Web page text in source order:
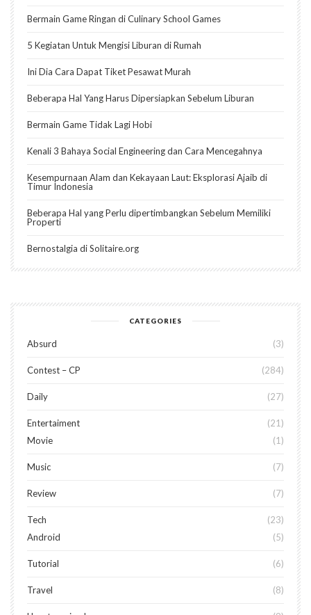
Bermain Game Ringan di Culinary School Games
5 Kegiatan Untuk Mengisi Liburan di Rumah
Ini Dia Cara Dapat Tiket Pesawat Murah
Beberapa Hal Yang Harus Dipersiapkan Sebelum Liburan
Bermain Game Tidak Lagi Hobi
Kenali 3 Bahaya Social Engineering dan Cara Mencegahnya
Kesempurnaan Alam dan Kekayaan Laut: Eksplorasi Ajaib di
Timur Indonesia
Beberapa Hal yang Perlu dipertimbangkan Sebelum Memiliki
Properti
Bernostalgia di Solitaire.org
CATEGORIES
Absurd 3
Contest – CP 284
Daily 27
Entertaiment
21
Movie
1
Music 7
Review 7
Tech
23
Android
5
Tutorial 6
Travel 8